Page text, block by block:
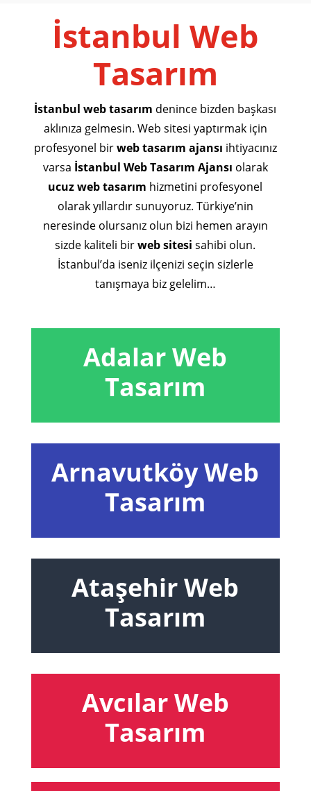
İstanbul Web
Tasarım
İstanbul web tasarım denince bizden başkası
aklınıza gelmesin. Web sitesi yaptırmak için
profesyonel birweb tasarım ajansı ihtiyacınız
varsa İstanbul Web Tasarım Ajansı olarak
ucuz web tasarım hizmetini profesyonel
olarak yıllardır sunuyoruz. Türkiye’nin
neresinde olursanız olun bizi hemen arayın
sizde kaliteli birweb sitesi sahibi olun.
İstanbul’da iseniz ilçenizi seçin sizlerle
tanışmaya biz gelelim…
Adalar Web
Tasarım
Arnavutköy Web
Tasarım
Ataşehir Web
Tasarım
Avcılar Web
Tasarım